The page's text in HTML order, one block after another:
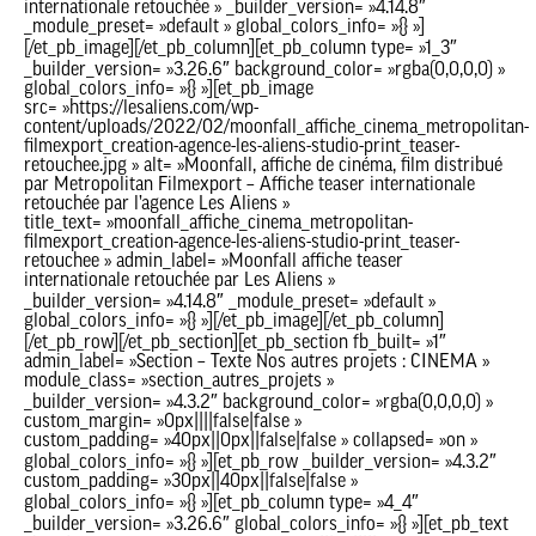
CINÉMA
AGENCE
J’ACCEPTE LES CONDITIONS
D’UTILISATION
internationale retouchée » _builder_version= »4.14.8″
_module_preset= »default » global_colors_info= »{} »]
[/et_pb_image][/et_pb_column][et_pb_column type= »1_3″
_builder_version= »3.26.6″ background_color= »rgba(0,0,0,0) »
global_colors_info= »{} »][et_pb_image
src= »https://lesaliens.com/wp-
content/uploads/2022/02/moonfall_affiche_cinema_metropolitan-
filmexport_creation-agence-les-aliens-studio-print_teaser-
retouchee.jpg » alt= »Moonfall, affiche de cinéma, film distribué
par Metropolitan Filmexport – Affiche teaser internationale
retouchée par l’agence Les Aliens »
title_text= »moonfall_affiche_cinema_metropolitan-
filmexport_creation-agence-les-aliens-studio-print_teaser-
retouchee » admin_label= »Moonfall affiche teaser
internationale retouchée par Les Aliens »
_builder_version= »4.14.8″ _module_preset= »default »
global_colors_info= »{} »][/et_pb_image][/et_pb_column]
[/et_pb_row][/et_pb_section][et_pb_section fb_built= »1″
admin_label= »Section – Texte Nos autres projets : CINEMA »
module_class= »section_autres_projets »
_builder_version= »4.3.2″ background_color= »rgba(0,0,0,0) »
custom_margin= »0px||||false|false »
custom_padding= »40px||0px||false|false » collapsed= »on »
global_colors_info= »{} »][et_pb_row _builder_version= »4.3.2″
custom_padding= »30px||40px||false|false »
global_colors_info= »{} »][et_pb_column type= »4_4″
_builder_version= »3.26.6″ global_colors_info= »{} »][et_pb_text